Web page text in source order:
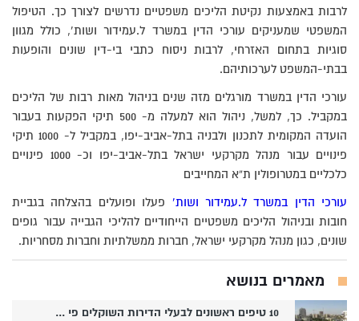
לרבות באמצעות נקיטת הליכים משפטיים נדרשים לצורך כך. הטיפול
המשפטי שמעניקים עורכי הדין במשרד ל.עמידור ושות’, כולל מגוון
סוגיות בתחום האזרחי, לרבות ניסוח כתבי בי-דין שונים והופעות
בבתי-המשפט לערכותיהם.
עורכי הדין במשרד מורגלים מזה שנים בניהול מאות רבות של הליכים
במקביל. כך, למשל, ניהול הוא למעלה מ- 500 תיקי הפקעות בעבור
הועדה המקומית לתכנון ולבניה בתל-אביב-יפו, במקביל ל- 1000 תיקי
פינויים עבור מנהל מקרקעי ישראל בתל-אביב-יפו וכ- 1000 פינויים
כלכליים במטרופולין ת”א המחייבים
עורכי הדין במשרד ל.עמידור ושות’ פעלו ופועלים בהצלחה בגביית
חובות ובניהול הליכים משפטיים הייחודיים להליכי הגבייה עבור גופים
שונים, כגון מנהל מקרקעי ישראל, חברות ממשלתיות וחברות מסחריות.
מאמרים בנושא
10 טיפים ראשונים לבעלי הדירות השוקלים פי ...